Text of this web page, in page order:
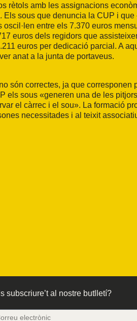
rètols amb les assignacions
sous que denuncia la CUP i
entre els 7.370 euros
euros dels regidors que
euros per dedicació parcial. A
anat a la junta de portaveus.
són correctes, ja que corresponen
els sous «generen una de les
el càrrec i el sou». La formació
necessitades i al teixit
subscriure’t al nostre butlletí?